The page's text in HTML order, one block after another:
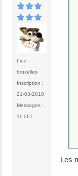
Lieu :
bruxelles
Inscription :
21-03-2010
Messages :
11 067
Les